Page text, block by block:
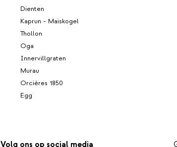
Dienten
Kaprun - Maiskogel
Thollon
Oga
Innervillgraten
Murau
Orcières 1850
Egg
Volg ons op social media